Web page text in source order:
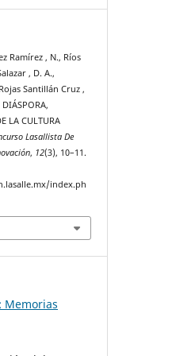
Ramírez , N., Ríos
, D. A.,
Santillán Cruz ,
LA CULTURA
Lasallista De
, 12(3), 10–11.
index.ph
Memorias